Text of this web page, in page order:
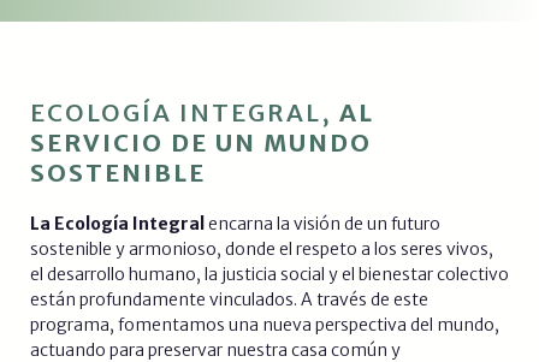
ECOLOGÍA INTEGRAL, AL
SERVICIO DE UN MUNDO
SOSTENIBLE
La Ecología Integral encarna la visión de un futuro
sostenible y armonioso, donde el respeto a los seres vivos,
el desarrollo humano, la justicia social y el bienestar colectivo
están profundamente vinculados. A través de este
programa, fomentamos una nueva perspectiva del mundo,
actuando para preservar nuestra casa común y